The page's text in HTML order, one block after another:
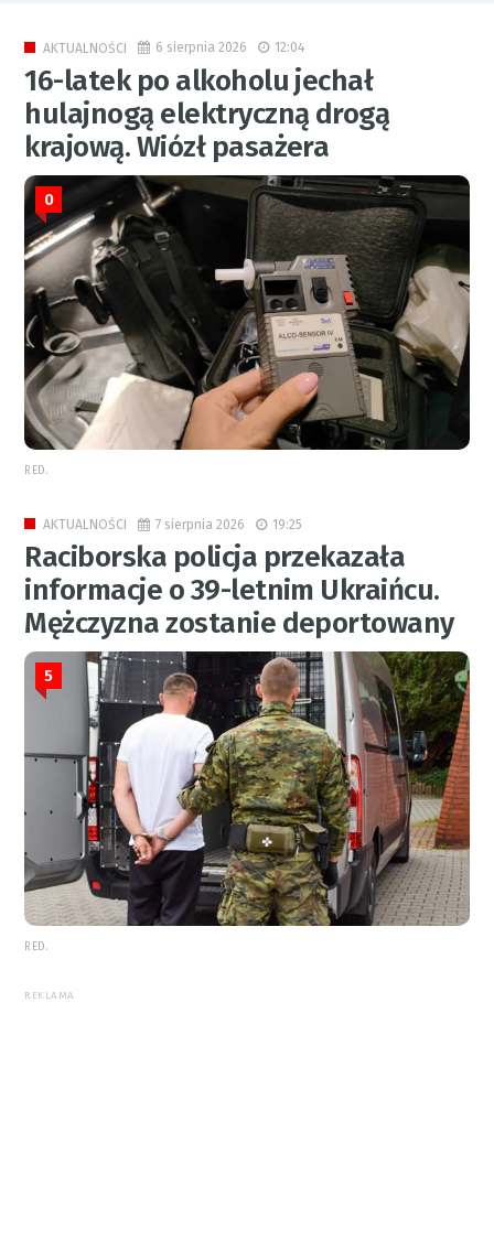
AKTUALNOŚCI 6 sierpnia 2026 12:04
16-latek po alkoholu jechał
hulajnogą elektryczną drogą
krajową. Wiózł pasażera
0
RED.
AKTUALNOŚCI 7 sierpnia 2026 19:25
Raciborska policja przekazała
informacje o 39-letnim Ukraińcu.
Mężczyzna zostanie deportowany
5
RED.
REKLAMA